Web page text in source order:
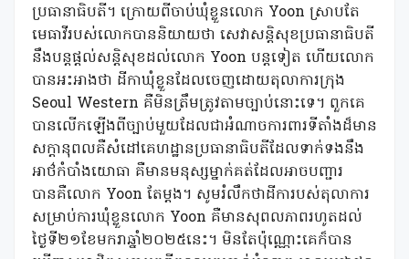
ប្រធានាធិបតី។ ក្រោយពីចាប់ឃុំខ្លួនលោក Yoon ស្រាបតែ
មេធាវីរបស់លោកបាននិយាយថា សេវាសន្តិសុខប្រធានាធិបតី
នឹងបន្តផ្តល់សន្តិសុខដល់លោក Yoon បន្តទៀត ហើយលោក
បានអះអាងថា ដីកាឃុំខ្លួនដែលចេញដោយតុលាការក្រុង
Seoul Western គឺមិនត្រឹមត្រូវតាមច្បាប់នោះទេ។ ពួកគេ
បានលើកឡើងពីច្បាប់មួយដែលជាអំណាចការពារទីតាំងដ៏មាន
សក្តានុពលគឺសំដៅគេហដ្ឋានប្រធានាធិបតីដែលទាក់ទងនឹង
អាថ៌កំបាំងយោធា គឺមានមនុស្សម្នាក់គត់ដែលអាចបញ្ជារ
បានគឺលោក Yoon តែម្តង។ សូមរំលឹកថាដីការបស់តុលាការ
សម្រាប់ការឃុំខ្លួនលោក Yoon គឺមានសុពលភាពរហូតដល់
ថ្ងៃទី២១ខែមករាឆ្នាំ២០២៥នេះ។ មិនតែប៉ុណ្ណោះគេក៏បាន